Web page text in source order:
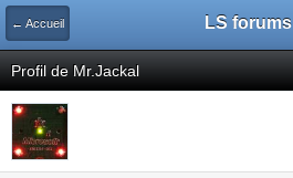
← Accueil LS forums
Profil de Mr.Jackal